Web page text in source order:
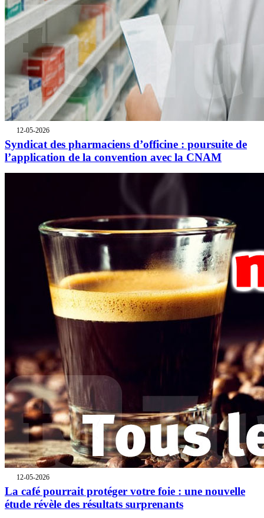
12-05-2026
Syndicat des pharmaciens d’officine : poursuite de
l’application de la convention avec la CNAM
12-05-2026
La café pourrait protéger votre foie : une nouvelle
étude révèle des résultats surprenants